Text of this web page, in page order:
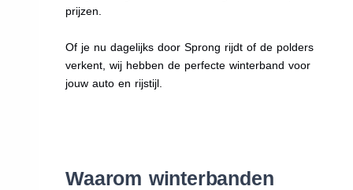
prijzen.
Of je nu dagelijks door Sprong rijdt of de polders
verkent, wij hebben de perfecte winterband voor
jouw auto en rijstijl.
Waarom winterbanden